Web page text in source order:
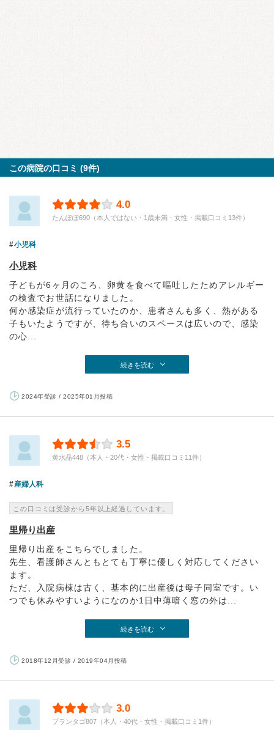
この病院の口コミ (9件)
4.0
たんぽぽ690（本人ではない・1歳未満・女性・掲載口コミ13件）
小児科
小児科
子どもが6ヶ月のころ、卵黄を食べて嘔吐したためアレルギー
の検査でお世話になりました。
何か感染症が流行っていたのか、患者さんも多く、熱がある
子もいたようですが、待ち合いのスペースは広いので、感染
の心...
続きを読む
2024年受診 / 2025年01月投稿
3.5
黄水晶448（本人・20代・女性・掲載口コミ11件）
産婦人科
この口コミは受診から5年以上経過しています。
里帰り出産
里帰り出産をこちらでしました。
先生、看護師さんともとても丁寧に優しく対応してください
ます。
ただ、入院病棟は古く、基本的に出産後は母子同室です。い
つでも休みやすいようになのか1日中薄暗く窓の外は...
続きを読む
2018年12月受診 / 2019年04月投稿
3.0
プランタゴ807（本人・40代・女性・掲載口コミ1件）